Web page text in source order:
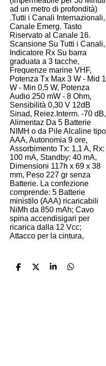
ad un metro di profondità)
.Tutti i Canali Internazionali,
Canale Emerg. Tasto
Riservato al Canale 16.
Scansione Su Tutti i Canali,
Indicatore Rx Su barra
graduata a 3 tacche,
Frequenze marine VHF,
Potenza Tx Max 3 W - Mid 1
W - Min 0,5 W, Potenza
Audio 250 mW - 8 Ohm,
Sensibilità 0,30 V 12dB
Sinad, Reiez.Interm. -70 dB,
Alimentaz Da 5 Batterie
NIMH o da Pile Alcaline tipo
AAA, Autonomia 9 ore,
Assorbimento Tx: 1,1 A, Rx:
100 mA, Standby: 40 mA,
Dimensioni 117h x 69 x 38
mm, Peso 227 gr senza
Batterie. La confezione
comprende: 5 Batterie
ministilo (AAA) ricaricabili
NiMh da 850 mAh; Cavo
spina accendisigari per
ricarica dalla 12 Vcc;
Attacco per la cintura,
C
C
C
C